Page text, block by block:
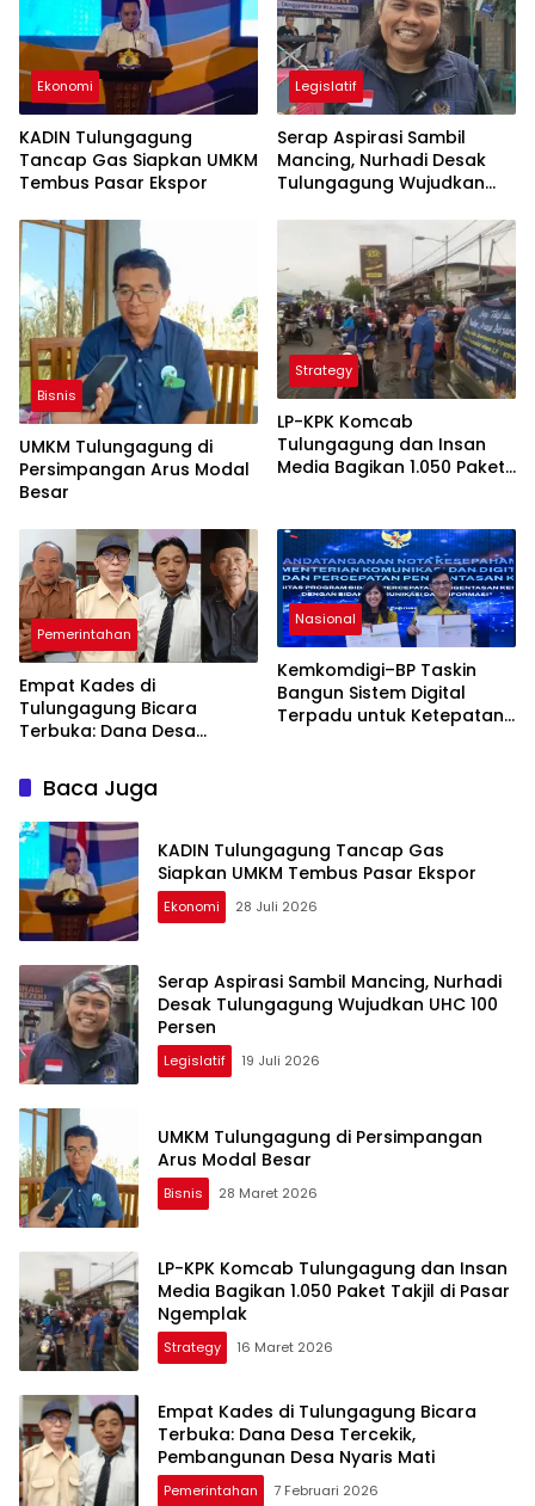
Ekonomi
KADIN Tulungagung
Tancap Gas Siapkan UMKM
Tembus Pasar Ekspor
Legislatif
Serap Aspirasi Sambil
Mancing, Nurhadi Desak
Tulungagung Wujudkan
Bisnis
UMKM Tulungagung di
Persimpangan Arus Modal
Besar
Strategy
LP-KPK Komcab
Tulungagung dan Insan
Media Bagikan 1.050 Paket
Pemerintahan
Empat Kades di
Tulungagung Bicara
Terbuka: Dana Desa
Desa Nyaris Mati
Nasional
Kemkomdigi–BP Taskin
Bangun Sistem Digital
Terpadu untuk Ketepatan
Baca Juga
KADIN Tulungagung Tancap Gas
Siapkan UMKM Tembus Pasar Ekspor
Ekonomi 28 Juli 2026
Serap Aspirasi Sambil Mancing, Nurhadi
Desak Tulungagung Wujudkan UHC 100
Persen
Legislatif 19 Juli 2026
UMKM Tulungagung di Persimpangan
Arus Modal Besar
Bisnis 28 Maret 2026
LP-KPK Komcab Tulungagung dan Insan
Media Bagikan 1.050 Paket Takjil di Pasar
Ngemplak
Strategy 16 Maret 2026
Empat Kades di Tulungagung Bicara
Terbuka: Dana Desa Tercekik,
Pembangunan Desa Nyaris Mati
Pemerintahan 7 Februari 2026